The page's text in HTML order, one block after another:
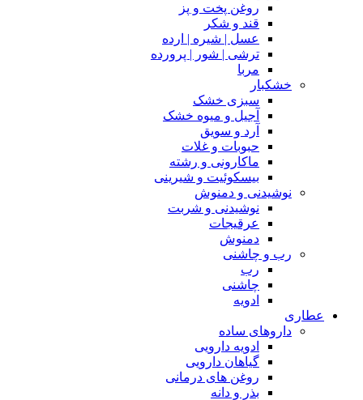
روغن پخت و پز
قند و شکر
عسل | شیره | ارده
ترشی | شور | پرورده
مربا
خشکبار
سبزی خشک
آجیل و میوه خشک
آرد و سویق
حبوبات و غلات
ماکارونی و رشته
بیسکوئیت و شیرینی
نوشیدنی و دمنوش
نوشیدنی و شربت
عرقیجات
دمنوش
رب و چاشنی
رب
چاشنی
ادویه
عطاری
داروهای ساده
ادویه دارویی
گیاهان دارویی
روغن های درمانی
بذر و دانه